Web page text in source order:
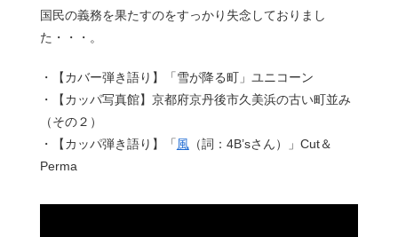
国民の義務を果たすのをすっかり失念しておりまし
た・・・。
・【カバー弾き語り】「雪が降る町」ユニコーン
・【カッパ写真館】京都府京丹後市久美浜の古い町並み
（その２）
・【カッパ弾き語り】「 風（詞：4B’sさん）」Cut＆
Perma